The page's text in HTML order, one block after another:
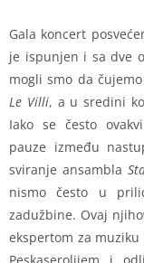
Gala koncert
je ispunjen i sa dve
mogli smo da
Le Villi, a u sredini
Iako se često
pauze između
sviranje ansambla
nismo često u
zadužbine. Ovaj
ekspertom za